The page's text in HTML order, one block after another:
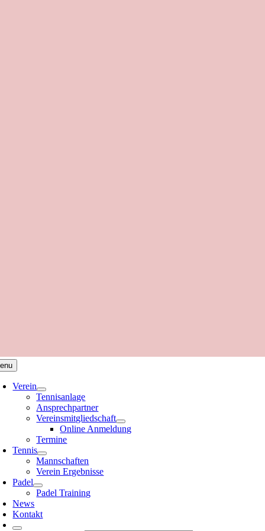
Verein
Tennisanlage
Ansprechpartner
Vereinsmitgliedschaft
Online Anmeldung
Termine
Tennis
Mannschaften
Verein Ergebnisse
Padel
Padel Training
News
Kontakt